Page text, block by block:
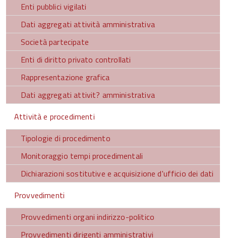
Enti pubblici vigilati
Dati aggregati attività amministrativa
Società partecipate
Enti di diritto privato controllati
Rappresentazione grafica
Dati aggregati attivit? amministrativa
Attività e procedimenti
Tipologie di procedimento
Monitoraggio tempi procedimentali
Dichiarazioni sostitutive e acquisizione d'ufficio dei dati
Provvedimenti
Provvedimenti organi indirizzo-politico
Provvedimenti dirigenti amministrativi